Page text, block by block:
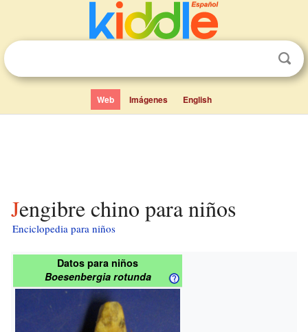
Web Imágenes English
Jengibre chino para niños
Enciclopedia para niños
Datos para niños
Boesenbergia rotunda